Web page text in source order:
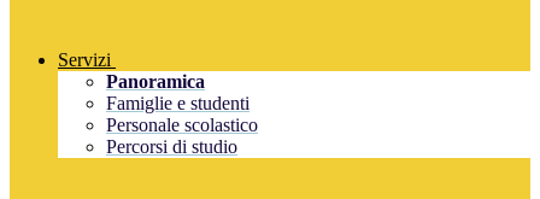
Servizi
Panoramica
Famiglie e studenti
Personale scolastico
Percorsi di studio